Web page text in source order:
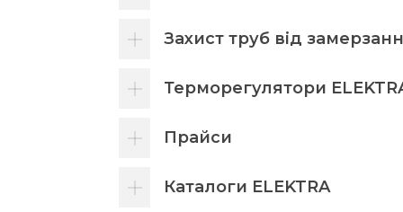
Захист труб від
Терморегулятори
Прайси
Каталоги ELEKTRA